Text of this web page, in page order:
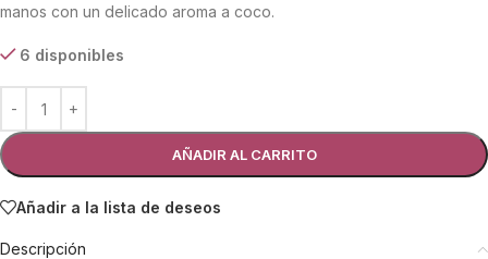
manos con un delicado aroma a coco.
6 disponibles
AÑADIR AL CARRITO
Añadir a la lista de deseos
Descripción